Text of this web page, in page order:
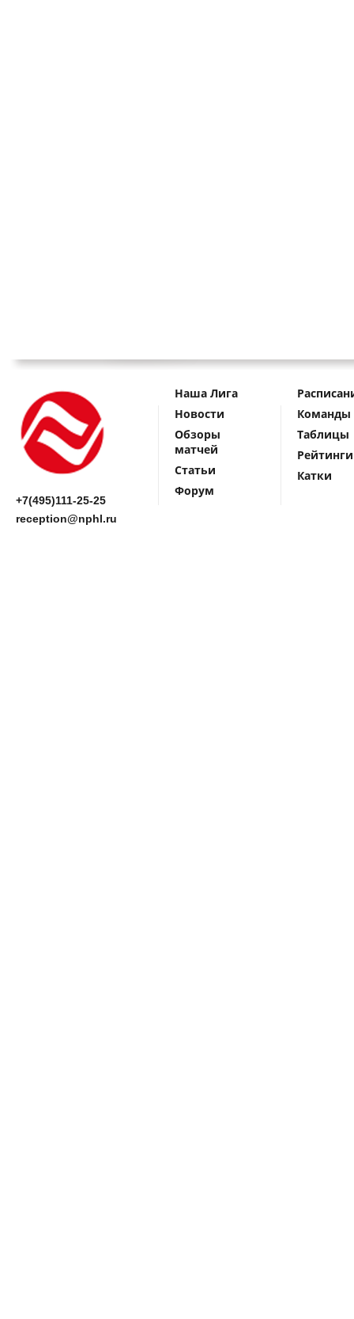
+7(495)111-25-25
reception@nphl.ru
Наша Лига
Новости
Обзоры
матчей
Статьи
Форум
Команды
Таблицы
Рейтинги
Катки